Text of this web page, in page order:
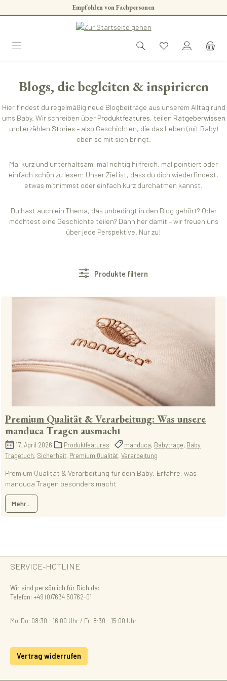
Zum Hauptinhalt springenEmpfohlen von Fachpersonen
Blogs, die begleiten & inspirieren
Hier findest du regelmäßig neue Blogbeiträge aus unserem Alltag rund
ums Baby. Wir schreiben über Produktfeatures, teilen Ratgeberwissen
und erzählen Stories – also Geschichten, die das Leben (mit Baby)
eben so mit sich bringt.
Mal kurz und unterhaltsam, mal richtig hilfreich, mal pointiert oder
einfach schön zu lesen: Unser Ziel ist, dass du dich wiederfindest,
etwas mitnimmst oder einfach kurz durchatmen kannst.
Du hast auch ein Thema, das unbedingt in den Blog gehört? Oder
möchtest eine Geschichte teilen? Dann her damit – wir freuen uns
über jede Perspektive. Nur zu!
Produkte filtern
Premium Qualität & Verarbeitung: Was unsere
manduca Tragen ausmacht
17. April 2026 Produktfeatures manduca, Babytrage, Baby
Tragetuch, Sicherheit, Premium Qualität,Verarbeitung
Premium Qualität & Verarbeitung für dein Baby: Erfahre, was
manduca Tragen besonders macht
Mehr...
SERVICE-HOTLINE
Wir sind persönlich für Dich da:
Telefon: +49 (0)7634 50762-01
Mo-Do: 08:30 - 16:00 Uhr / Fr: 8:30 - 15.00 Uhr
Vertrag widerrufen